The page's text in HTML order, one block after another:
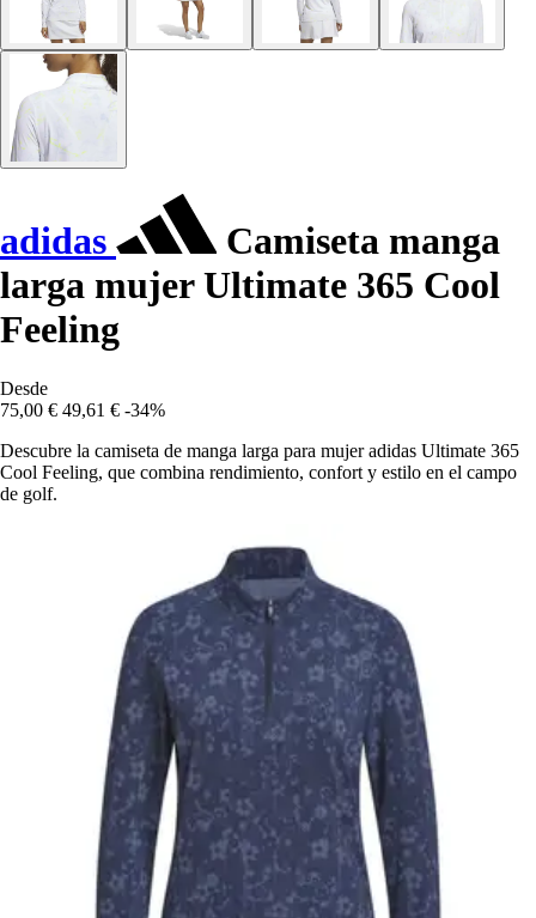
adidas
Camiseta manga
larga mujer Ultimate 365 Cool
Feeling
Desde
75,00 € 49,61 € -34%
Descubre la camiseta de manga larga para mujer adidas Ultimate 365
Cool Feeling, que combina rendimiento, confort y estilo en el campo
de golf.